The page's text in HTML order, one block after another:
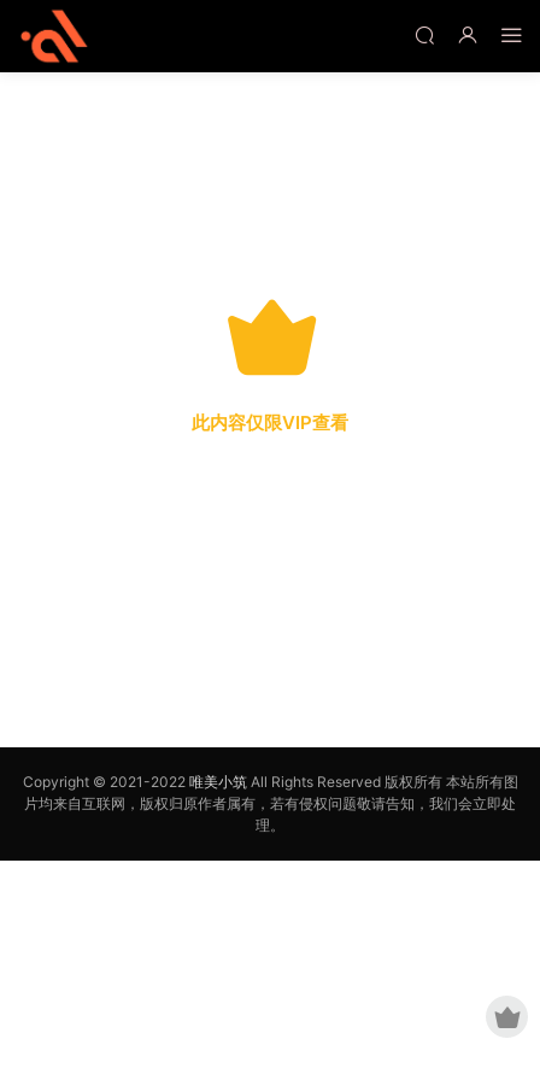
此内容仅限VIP查看
Copyright © 2021-2022 唯美小筑All Rights Reserved 版权所有 本站所有图
片均来自互联网，版权归原作者属有，若有侵权问题敬请告知，我们会立即处
理。